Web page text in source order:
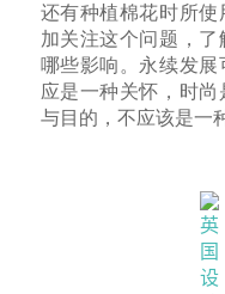
还有种植棉花时所
加关注这个问题，
哪些影响。永续发
应是一种关怀，时
与目的，不应该是一